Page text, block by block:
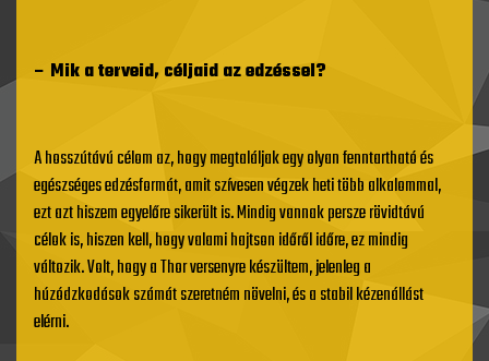
– Mik a terveid, céljaid az edzéssel?
A hosszútávú célom az, hogy megtaláljak egy olyan fenntartható és
egészséges edzésformát, amit szívesen végzek heti több alkalommal,
ezt azt hiszem egyelőre sikerült is. Mindig vannak persze rövidtávú
célok is, hiszen kell, hogy valami hajtson időről időre, ez mindig
változik. Volt, hogy a Thor versenyre készültem, jelenleg a
húzódzkodások számát szeretném növelni, és a stabil kézenállást
elérni.